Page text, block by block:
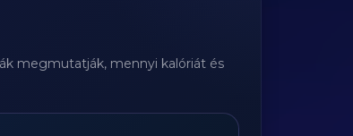
megmutatják, mennyi kalóriát és